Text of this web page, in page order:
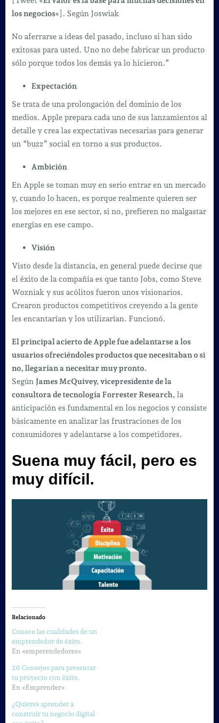
los negocios«]. Según Joswiak
No aferrarse a ideas del pasado, incluso si han sido
exitosas para usted. Uno no debe fabricar un producto
sólo porque todos los demás ya lo hicieron.”
Expectación
Se trata de una prolongación del dominio de los
medios. Apple prepara cada uno de sus lanzamientos al
detalle y crea las expectativas necesarias para generar
un “buzz” social en torno a sus productos.
Ambición
En Apple se toman muy en serio entrar en un mercado
y, cuando lo hacen, es porque realmente quieren ser
los mejores en ese sector, si no, prefieren no malgastar
energías en ese campo.
Visión
Visto desde la distancia, en general puede decirse que
el éxito de la compañía es que tanto Jobs, como Steve
Wozniak y sus acólitos fueron unos visionarios.
Crearon productos competitivos creyendo a la gente
les encantarían y los utilizarían. Funcionó.
El principal acierto de Apple fue adelantarse a los
usuarios ofreciéndoles productos que necesitaban o si
no, llegarían a necesitar muy pronto.
Según James McQuivey, vicepresidente de la
consultora de tecnología Forrester Research, la
anticipación es fundamental en los negocios y consiste
básicamente en analizar las frustraciones de los
consumidores y adelantarse a los competidores.
Suena muy fácil, pero es
muy difícil.
Relacionado
Conoce las cualidades de un
emprendedor de éxito.
En «emperendedores»
20 Consejos para presentar
tu proyecto con éxito.
En «Emprender»
¿Quieres aprender a
construir tu negocio digital